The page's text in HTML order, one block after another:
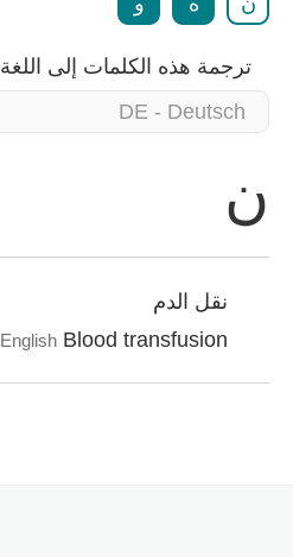
ترجمة هذه الكلمات إلى اللغة
ن
نقل الدم
English Blood transfusion